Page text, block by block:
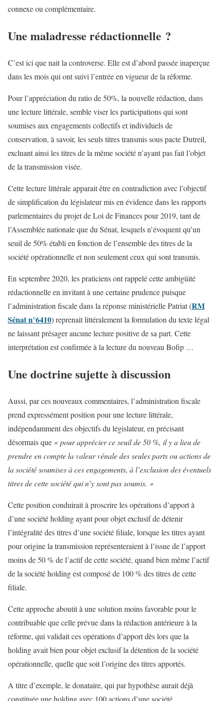
connexe ou complémentaire.
Une maladresse rédactionnelle ?
C’est ici que nait la controverse. Elle est d’abord passée inaperçue
dans les mois qui ont suivi l’entrée en vigueur de la réforme.
Pour l’appréciation du ratio de 50%, la nouvelle rédaction, dans
une lecture littérale, semble viser les participations qui sont
soumises aux engagements collectifs et individuels de
conservation, à savoir, les seuls titres transmis sous pacte Dutreil,
excluant ainsi les titres de la même société n’ayant pas fait l’objet
de la transmission visée.
Cette lecture littérale apparait être en contradiction avec l’objectif
de simplification du législateur mis en évidence dans les rapports
parlementaires du projet de Loi de Finances pour 2019, tant de
l’Assemblée nationale que du Sénat, lesquels n’évoquent qu’un
seuil de 50% établi en fonction de l’ensemble des titres de la
société opérationnelle et non seulement ceux qui sont transmis.
En septembre 2020, les praticiens ont rappelé cette ambigüité
rédactionnelle en invitant à une certaine prudence puisque
l’administration fiscale dans la réponse ministérielle Patriat (RM
Sénat n°6410) reprenait littéralement la formulation du texte légal
ne laissant présager aucune lecture positive de sa part. Cette
interprétation est confirmée à la lecture du nouveau Bofip …
Une doctrine sujette à discussion
Aussi, par ces nouveaux commentaires, l’administration fiscale
prend expressément position pour une lecture littérale,
indépendamment des objectifs du législateur, en précisant
désormais que « pour apprécier ce seuil de 50 %, il y a lieu de
prendre en compte la valeur vénale des seules parts ou actions de
la société soumises à ces engagements, à l’exclusion des éventuels
titres de cette société qui n’y sont pas soumis. »
Cette position conduirait à proscrire les opérations d’apport à
d’une société holding ayant pour objet exclusif de détenir
l’intégralité des titres d’une société filiale, lorsque les titres ayant
pour origine la transmission représenteraient à l’issue de l’apport
moins de 50 % de l’actif de cette société, quand bien même l’actif
de la société holding est composé de 100 % des titres de cette
filiale.
Cette approche aboutit à une solution moins favorable pour le
contribuable que celle prévue dans la rédaction antérieure à la
réforme, qui validait ces opérations d’apport dès lors que la
holding avait bien pour objet exclusif la détention de la société
opérationnelle, quelle que soit l’origine des titres apportés.
A titre d’exemple, le donataire, qui par hypothèse aurait déjà
constituée une holding avec 100 actions d’une société